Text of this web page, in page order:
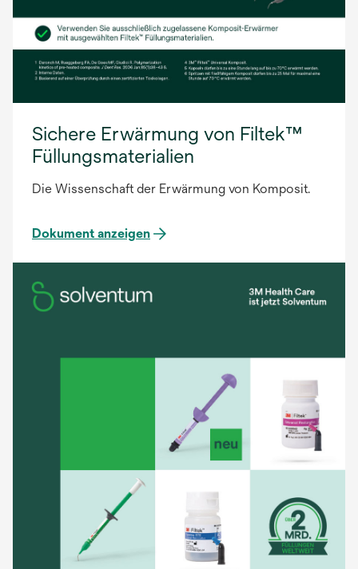
Sichere Erwärmung von Filtek™
Füllungsmaterialien
Die Wissenschaft der Erwärmung von Komposit.
Dokument anzeigen